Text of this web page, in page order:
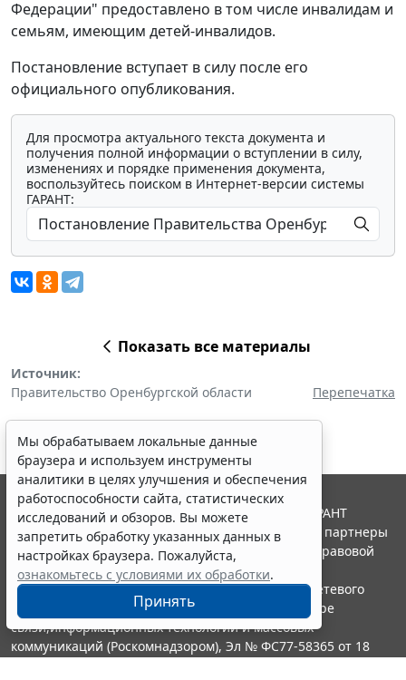
Федерации" предоставлено в том числе инвалидам и
семьям, имеющим детей-инвалидов.
Постановление вступает в силу после его
официального опубликования.
Для просмотра актуального текста документа и
получения полной информации о вступлении в силу,
изменениях и порядке применения документа,
воспользуйтесь поиском в Интернет-версии системы
ГАРАНТ:
Показать все материалы
Источник:
Правительство Оренбургской области
Перепечатка
Мы обрабатываем локальные данные
браузера и используем инструменты
аналитики в целях улучшения и обеспечения
работоспособности сайта, статистических
исследований и обзоров. Вы можете
запретить обработку указанных данных в
настройках браузера. Пожалуйста,
ознакомьтесь с условиями их обработки.
Принять
© ООО "НПП "ГАРАНТ-СЕРВИС", 2026. Система ГАРАНТ
выпускается с 1990 года. Компания "Гарант" и ее партнеры
являются участниками Российской ассоциации правовой
информации ГАРАНТ.
Портал ГАРАНТ.РУ зарегистрирован в качестве сетевого
издания Федеральной службой по надзору в сфере
связи,информационных технологий и массовых
коммуникаций (Роскомнадзором), Эл № ФС77-58365 от 18